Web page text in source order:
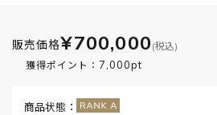
販売価格¥700,000 (税込)
獲得ポイント： 7,000pt
商品状態：